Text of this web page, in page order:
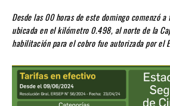
Desde las 00 horas de este domingo comenzó
ubicada en el kilómetro 0.498, al norte de la
habilitación para el cobro fue autorizada por el